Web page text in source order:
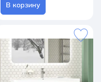
В корзину